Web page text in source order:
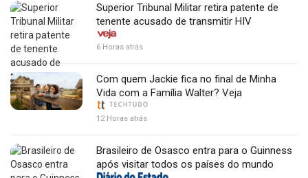
Superior Tribunal Militar retira patente de
tenente acusado de transmitir HIV
6 Horas atrás
Com quem Jackie fica no final de Minha
Vida com a Família Walter? Veja
12 Horas atrás
Brasileiro de Osasco entra para o Guinness
após visitar todos os países do mundo